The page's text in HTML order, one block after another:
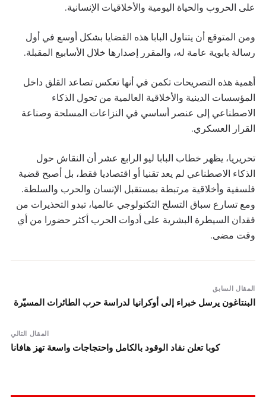
على الحروب والحياة اليومية والأخلاقيات الإنسانية.
ومن المتوقع أن يتناول البابا هذه القضايا بشكل أوسع في أول
رسالة بابوية عامة له، والمقرر إصدارها خلال الأسابيع المقبلة.
أهمية هذه التصريحات تكمن في أنها تعكس تصاعد القلق داخل
المؤسسات الدينية والأخلاقية العالمية من تحول الذكاء
الاصطناعي إلى عنصر أساسي في النزاعات المسلحة وصناعة
القرار العسكري.
تحريريا، يظهر خطاب البابا ليو الرابع عشر أن النقاش حول
الذكاء الاصطناعي لم يعد تقنيا أو اقتصاديا فقط، بل أصبح قضية
فلسفية وأخلاقية مرتبطة بمستقبل الإنسان والحرب والسلطة.
ومع تسارع سباق التسلح التكنولوجي عالميا، تبدو التحذيرات من
فقدان السيطرة البشرية على أدوات الحرب أكثر حضورا من أي
وقت مضى.
المقال السابق
البنتاغون يرسل خبراء إلى أوكرانيا لدراسة حرب الطائرات المسيّرة
المقال التالي
كوبا تعلن نفاد الوقود بالكامل واحتجاجات واسعة تهز هافانا